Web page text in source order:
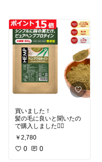
買いました！
髪の毛に良いと聞いたの
で購入しました🙆‍♀️
￥2,780
0 0